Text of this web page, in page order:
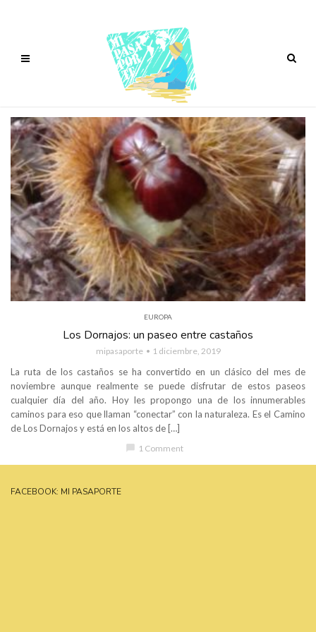
EUROPA
Los Dornajos: un paseo entre castaños
mipasaporte 1 diciembre, 2019
La ruta de los castaños se ha convertido en un clásico del mes de
noviembre aunque realmente se puede disfrutar de estos paseos
cualquier día del año. Hoy les propongo una de los innumerables
caminos para eso que llaman “conectar” con la naturaleza. Es el Camino
de Los Dornajos y está en los altos de […]
chat_bubble 1 Comment
FACEBOOK: MI PASAPORTE